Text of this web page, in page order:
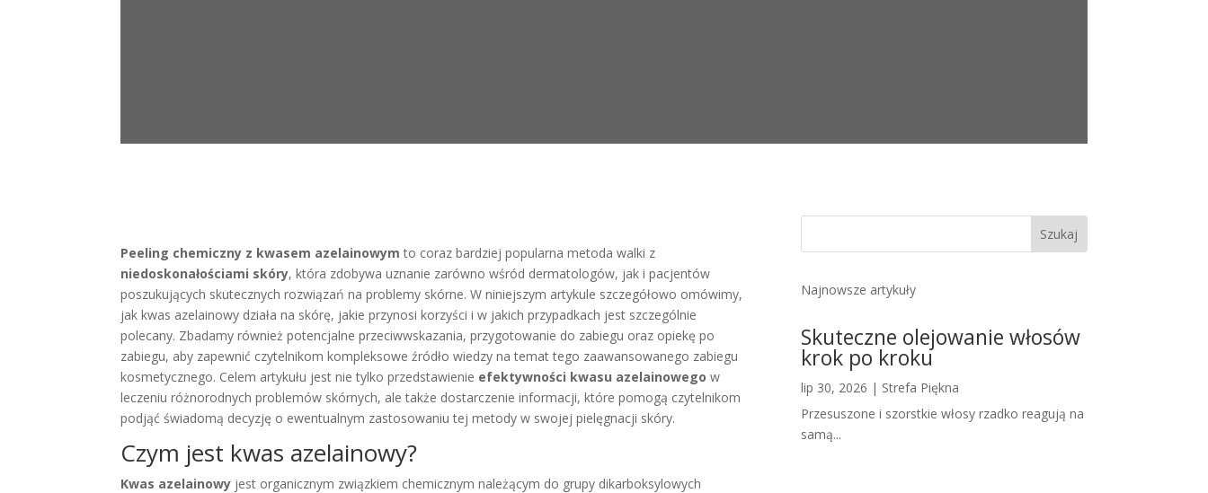
Peeling chemiczny z kwasem azelainowym to coraz bardziej popularna metoda walki z
niedoskonałościami skóry, która zdobywa uznanie zarówno wśród dermatologów, jak i pacjentów
poszukujących skutecznych rozwiązań na problemy skórne. W niniejszym artykule szczegółowo omówimy,
jak kwas azelainowy działa na skórę, jakie przynosi korzyści i w jakich przypadkach jest szczególnie
polecany. Zbadamy również potencjalne przeciwwskazania, przygotowanie do zabiegu oraz opiekę po
zabiegu, aby zapewnić czytelnikom kompleksowe źródło wiedzy na temat tego zaawansowanego zabiegu
kosmetycznego. Celem artykułu jest nie tylko przedstawienie efektywności kwasu azelainowego w
leczeniu różnorodnych problemów skórnych, ale także dostarczenie informacji, które pomogą czytelnikom
podjąć świadomą decyzję o ewentualnym zastosowaniu tej metody w swojej pielęgnacji skóry.
Czym jest kwas azelainowy?
Kwas azelainowy jest organicznym związkiem chemicznym należącym do grupy dikarboksylowych
Najnowsze artykuły
Skuteczne olejowanie włosów
krok po kroku
lip 30, 2026 | Strefa Piękna
Przesuszone i szorstkie włosy rzadko reagują na
samą...